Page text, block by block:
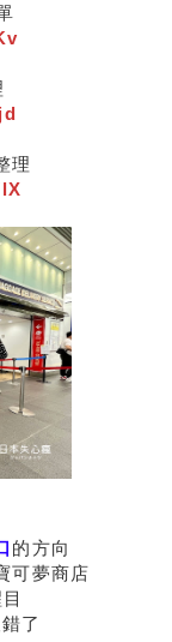
理
的方向
可夢商店
了